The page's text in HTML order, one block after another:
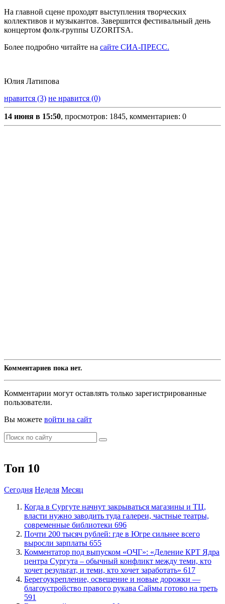
На главной сцене проходят выступления творческих
коллективов и музыкантов. Завершится фестивальный день
концертом фолк-группы UZORITSA.
Более подробно читайте на сайте СИА-ПРЕСС.
Юлия Латипова
нравится (3) не нравится (0)
14 июня в 15:50, просмотров: 1845, комментариев: 0
Комментариев пока нет.
Комментарии могут оставлять только зарегистрированные
пользователи.
Вы можете войти на сайт
Топ 10
Сегодня Неделя Месяц
​Когда в Сургуте начнут закрываться магазины и ТЦ,
власти нужно заводить туда галереи, частные театры,
современные библиотеки 696
​Почти 200 тысяч рублей: где в Югре сильнее всего
выросли зарплаты 655
​Комментатор под выпуском «ОЧГ»: «Деление КРТ Ядра
центра Сургута – обычный конфликт между теми, кто
хочет результат, и теми, кто хочет заработать» 617
Берегоукрепление, освещение и новые дорожки —
благоустройство правого рукава Саймы готово на треть
591